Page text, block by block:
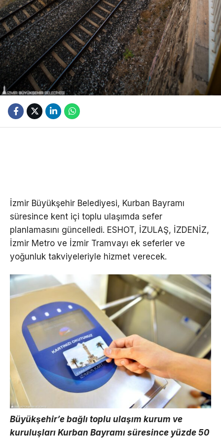
İzmir Büyükşehir Belediyesi, Kurban Bayramı
süresince kent içi toplu ulaşımda sefer
planlamasını güncelledi. ESHOT, İZULAŞ, İZDENİZ,
İzmir Metro ve İzmir Tramvayı ek seferler ve
yoğunluk takviyeleriyle hizmet verecek.
Büyükşehir’e bağlı toplu ulaşım kurum ve
kuruluşları Kurban Bayramı süresince yüzde 50